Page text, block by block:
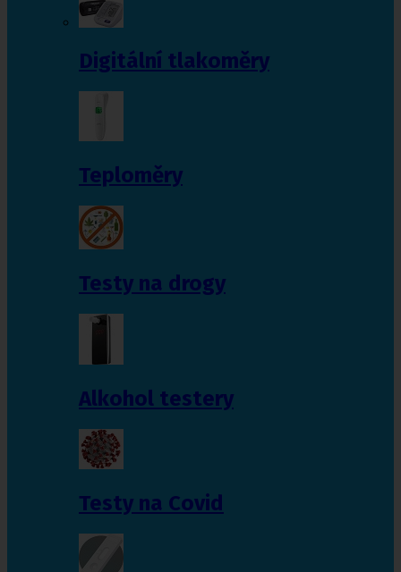
Digitální tlakoměry
Teploměry
Testy na drogy
Alkohol testery
Testy na Covid